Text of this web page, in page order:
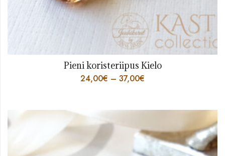
Pieni koristeriipus Kielo
24,00€ – 37,00€